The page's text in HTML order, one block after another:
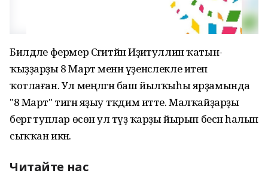
Билдәле фермер Сәғитйән Иҙиәтуллин ҡатын-
ҡыҙҙарҙы 8 Март менән үҙенсәлекле итеп
ҡотлаған. Ул меңләгән баш йылҡыһы ярҙамында
"8 Март" тигән яҙыу тәҡдим итте. Малҡайҙарҙы
бергә туплар өсөн ул тәүҙә ҡарҙы йырып бесән һалып
сыҡҡан икән.
Читайте нас